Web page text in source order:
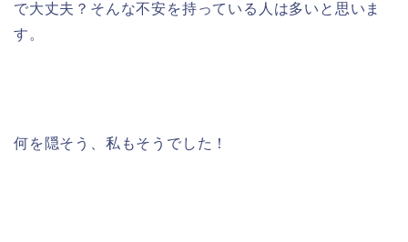
で大丈夫？そんな不安を持っている人は多いと思いま
す。
何を隠そう、私もそうでした！